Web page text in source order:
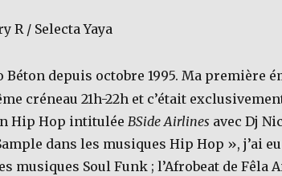
R / Selecta Yaya
Béton depuis octobre 1995. Ma première
créneau 21h-22h et c’était
Hip Hop intituléeBSide Airlines avec Dj
dans les musiques Hip Hop », j’ai
musiques Soul Funk ; l’Afrobeat de Fêla